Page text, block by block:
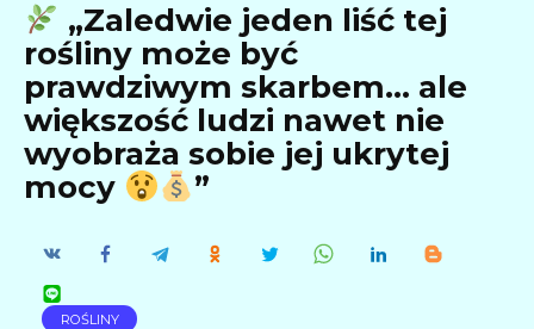
„Zaledwie jeden liść tej
rośliny może być
prawdziwym skarbem… ale
większość ludzi nawet nie
wyobraża sobie jej ukrytej
mocy
”
ROŚLINY